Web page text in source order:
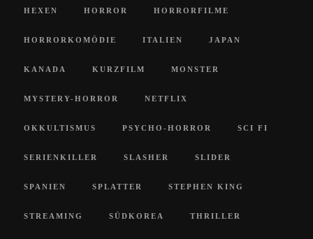
HEXEN HORROR HORRORFILME
HORRORKOMÖDIE ITALIEN JAPAN
KANADA KURZFILM MONSTER
MYSTERY-HORROR NETFLIX
OKKULTISMUS PSYCHO-HORROR SCI FI
SERIENKILLER SLASHER SLIDER
SPANIEN SPLATTER STEPHEN KING
STREAMING SÜDKOREA THRILLER